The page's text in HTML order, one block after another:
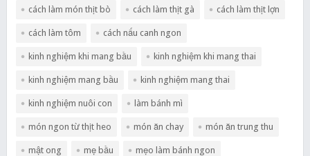
cách làm món thịt bò cách làm thịt gà cách làm thịt lợn
cách làm tôm cách nấu canh ngon
kinh nghiệm khi mang bầu kinh nghiệm khi mang thai
kinh nghiệm mang bầu kinh nghiệm mang thai
kinh nghiệm nuôi con làm bánh mì
món ngon từ thịt heo món ăn chay món ăn trung thu
mật ong mẹ bầu mẹo làm bánh ngon